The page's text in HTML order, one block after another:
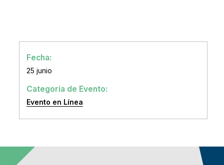
Fecha:
25 junio
Categoría de Evento:
Evento en Línea